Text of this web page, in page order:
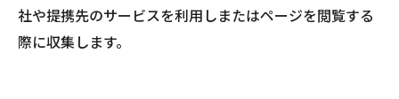
社や提携先のサービスを利用しまたはページを閲覧する
際に収集します。